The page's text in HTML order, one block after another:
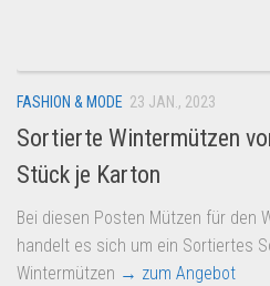
FASHION & MODE 23 JAN., 2023
Sortierte Wintermützen
Stück je Karton
Bei diesen Posten Mützen für den
handelt es sich um ein Sortiertes
Wintermützen → zum Angebot